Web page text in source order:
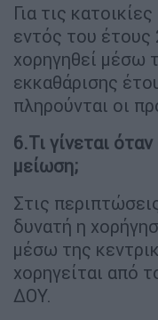
Για τις
εντός του
χορηγηθεί μέσω
εκκαθάρισης
πληρούνται οι
6.Τι γίνεται
μείωση;
Στις
δυνατή η
μέσω της
χορηγείται από
ΔΟΥ.